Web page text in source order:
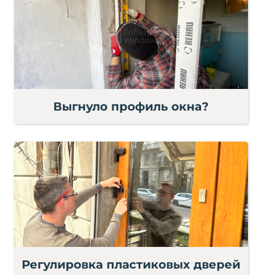
Выгнуло профиль окна?
Регулировка пластиковых дверей